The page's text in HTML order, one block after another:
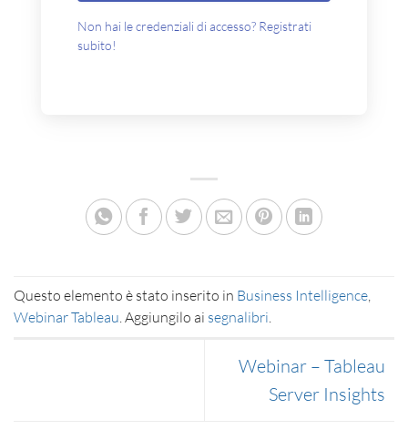
Non hai le credenziali di accesso? Registrati
subito!
Questo elemento è stato inserito in Business Intelligence,
Webinar Tableau. Aggiungilo ai segnalibri.
Webinar – Tableau
Server Insights